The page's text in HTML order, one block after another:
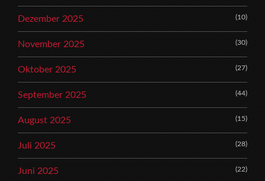
Dezember 2025 (10)
November 2025 (30)
Oktober 2025 (27)
September 2025 (44)
August 2025 (15)
Juli 2025 (28)
Juni 2025 (22)